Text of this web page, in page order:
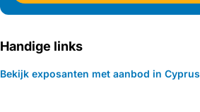
Handige links
Bekijk exposanten met aanbod in Cyprus